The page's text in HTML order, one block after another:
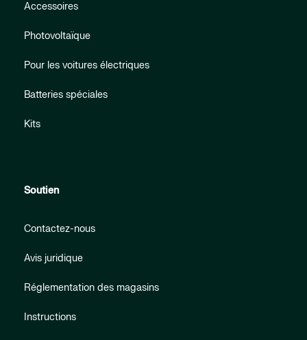
Accessoires
Photovoltaïque
Pour les voitures électriques
Batteries spéciales
Kits
Soutien
Contactez-nous
Avis juridique
Réglementation des magasins
Instructions